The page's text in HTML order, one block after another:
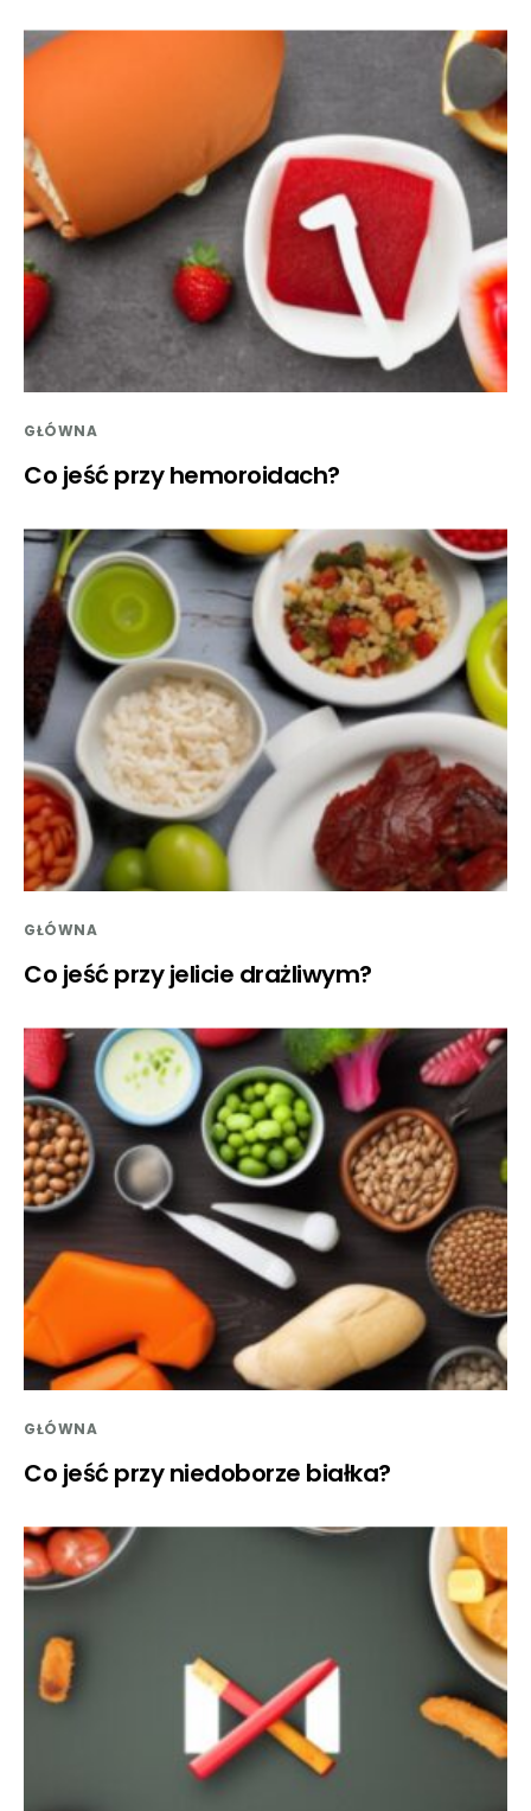
GŁÓWNA
Co jeść przy hemoroidach?
GŁÓWNA
Co jeść przy jelicie drażliwym?
GŁÓWNA
Co jeść przy niedoborze białka?